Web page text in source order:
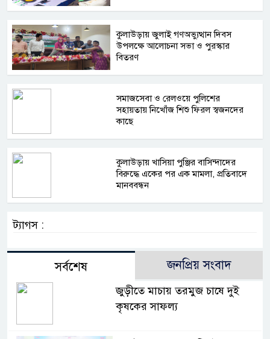
কুলাউড়ায় জুলাই গণঅভ্যুত্থান দিবস
উপলক্ষে আলোচনা সভা ও পুরস্কার
বিতরণ
সমাজসেবা ও রেলওয়ে পুলিশের
সহায়তায় নিখোঁজ শিশু ফিরল স্বজনদের
কাছে
কুলাউড়ায় খাসিয়া পুঞ্জির বাসিন্দাদের
বিরুদ্ধে একের পর এক মামলা, প্রতিবাদে
মানববন্ধন
ট্যাগস :
সর্বশেষ জনপ্রিয় সংবাদ
জুড়ীতে মাচায় তরমুজ চাষে দুই
কৃষকের সাফল্য